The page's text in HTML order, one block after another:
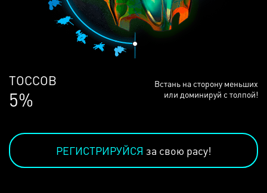
ЛЮДЕЙ
68%
Встань на сторону меньших
или доминируй с толпой!
РЕГИСТРИРУЙСЯ за свою расу!